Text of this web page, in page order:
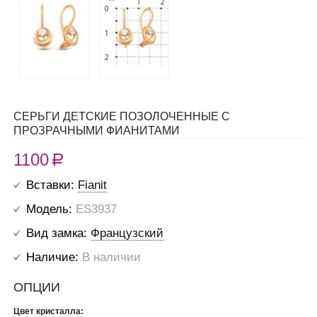
СЕРЬГИ ДЕТСКИЕ ПОЗОЛОЧЕННЫЕ С
ПРОЗРАЧНЫМИ ФИАНИТАМИ
1100R
Вставки: Fianit
Модель: ES3937
Вид замка: Французский
Наличие: В наличии
ОПЦИИ
Цвет кристалла: